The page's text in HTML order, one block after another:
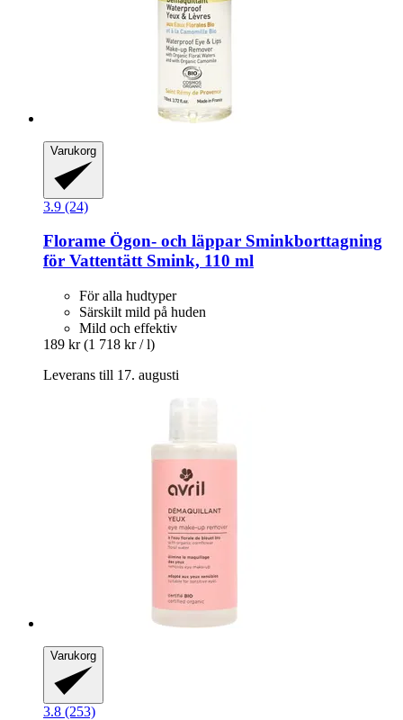
Varukorg
3.9 (24)
Florame Ögon-​ och läppar Sminkborttagning
för Vattentätt Smink, 110 ml
För alla hudtyper
Särskilt mild på huden
Mild och effektiv
189 kr (1 718 kr / l)
Leverans till 17. augusti
Varukorg
3.8 (253)